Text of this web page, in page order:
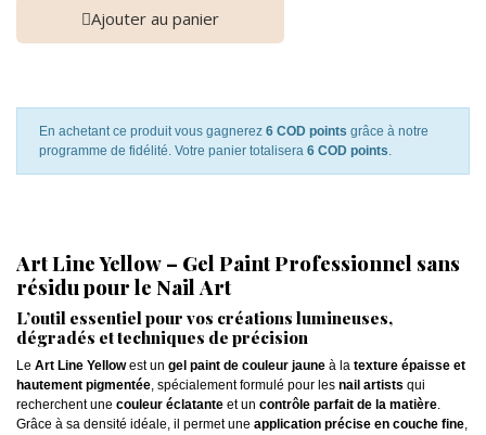
Ajouter au panier
En achetant ce produit vous gagnerez 6 COD points grâce à notre
programme de fidélité. Votre panier totalisera 6 COD points.
Art Line Yellow – Gel Paint Professionnel sans
résidu pour le Nail Art
L’outil essentiel pour vos créations lumineuses,
dégradés et techniques de précision
Le Art Line Yellowest un gel paint de couleur jaune à la texture épaisse et
hautement pigmentée, spécialement formulé pour les nail artists qui
recherchent une couleur éclatante et un contrôle parfait de la matière.
Grâce à sa densité idéale, il permet une application précise en couche fine,